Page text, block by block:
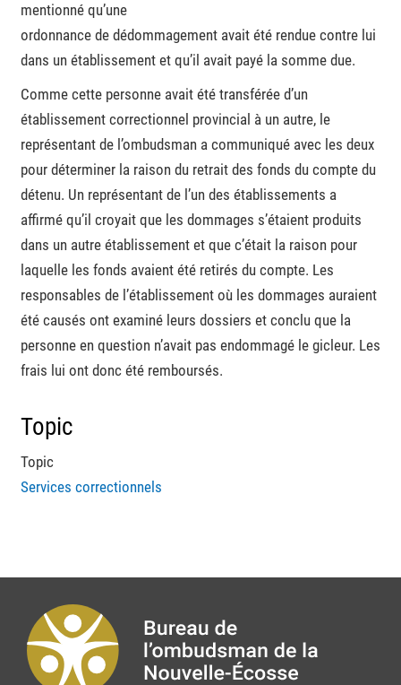
mentionné qu’une
ordonnance de dédommagement avait été rendue contre lui
dans un établissement et qu’il avait payé la somme due.
Comme cette personne avait été transférée d’un
établissement correctionnel provincial à un autre, le
représentant de l’ombudsman a communiqué avec les deux
pour déterminer la raison du retrait des fonds du compte du
détenu. Un représentant de l’un des établissements a
affirmé qu’il croyait que les dommages s’étaient produits
dans un autre établissement et que c’était la raison pour
laquelle les fonds avaient été retirés du compte. Les
responsables de l’établissement où les dommages auraient
été causés ont examiné leurs dossiers et conclu que la
personne en question n’avait pas endommagé le gicleur. Les
frais lui ont donc été remboursés.
Topic
Topic
Services correctionnels